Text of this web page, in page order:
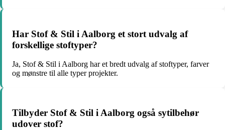
Har Stof & Stil i Aalborg et stort udvalg af
forskellige stoftyper?
Ja, Stof & Stil i Aalborg har et bredt udvalg af stoftyper, farver
og mønstre til alle typer projekter.
Tilbyder Stof & Stil i Aalborg også sytilbehør
udover stof?